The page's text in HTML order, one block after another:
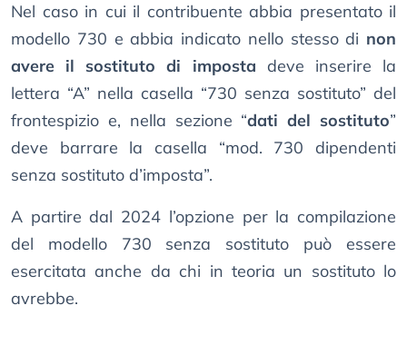
Nel caso in cui il contribuente abbia presentato il
modello 730 e abbia indicato nello stesso di non
avere il sostituto di imposta deve inserire la
lettera “A” nella casella “730 senza sostituto” del
frontespizio e, nella sezione “dati del sostituto”
deve barrare la casella “mod. 730 dipendenti
senza sostituto d’imposta”.
A partire dal 2024 l’opzione per la compilazione
del modello 730 senza sostituto può essere
esercitata anche da chi in teoria un sostituto lo
avrebbe.